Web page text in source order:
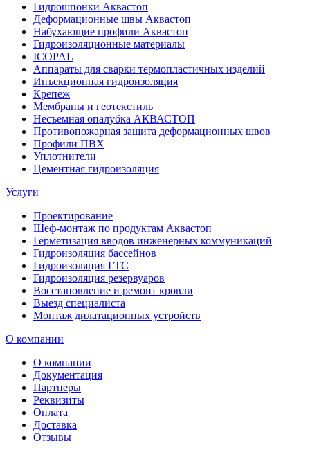
Гидрошпонки Аквастоп
Деформационные швы Аквастоп
Набухающие профили Аквастоп
Гидроизоляционные материалы
ICOPAL
Аппараты для сварки термопластичных изделий
Инъекционная гидроизоляция
Крепеж
Мембраны и геотекстиль
Несъемная опалубка АКВАСТОП
Противопожарная защита деформационных швов
Профили ПВХ
Уплотнители
Цементная гидроизоляция
Услуги
Проектирование
Шеф-монтаж по продуктам Аквастоп
Герметизация вводов инженерных коммуникаций
Гидроизоляция бассейнов
Гидроизоляция ГТС
Гидроизоляция резервуаров
Восстановление и ремонт кровли
Выезд специалиста
Монтаж дилатационных устройств
О компании
О компании
Документация
Партнеры
Реквизиты
Оплата
Доставка
Отзывы